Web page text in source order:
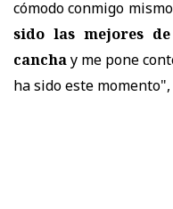
cómodo conmigo
sido las mejores
canchay me pone
ha sido este